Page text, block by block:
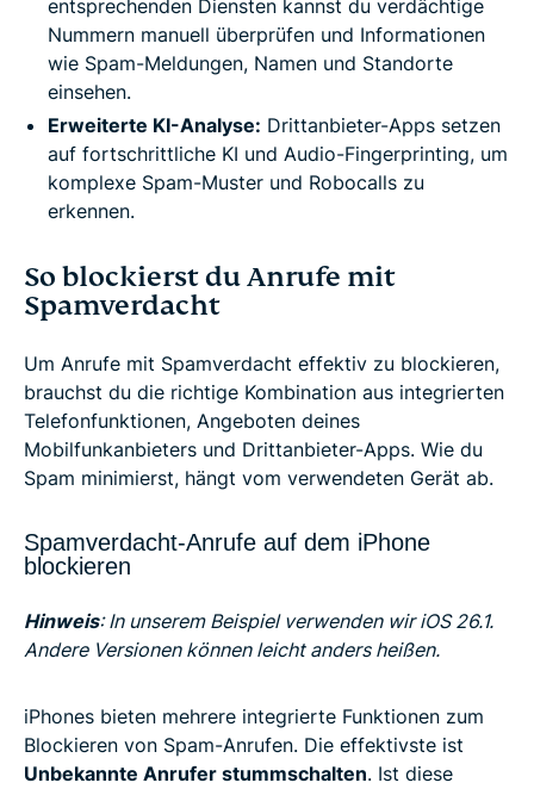
entsprechenden Diensten kannst du verdächtige
Nummern manuell überprüfen und Informationen
wie Spam-Meldungen, Namen und Standorte
einsehen.
Erweiterte KI-Analyse: Drittanbieter-Apps setzen
auf fortschrittliche KI und Audio-Fingerprinting, um
komplexe Spam-Muster und Robocalls zu
erkennen.
So blockierst du Anrufe mit
Spamverdacht
Um Anrufe mit Spamverdacht effektiv zu blockieren,
brauchst du die richtige Kombination aus integrierten
Telefonfunktionen, Angeboten deines
Mobilfunkanbieters und Drittanbieter-Apps. Wie du
Spam minimierst, hängt vom verwendeten Gerät ab.
Spamverdacht-Anrufe auf dem iPhone
blockieren
Hinweis: In unserem Beispiel verwenden wir iOS 26.1.
Andere Versionen können leicht anders heißen.
iPhones bieten mehrere integrierte Funktionen zum
Blockieren von Spam-Anrufen. Die effektivste ist
Unbekannte Anrufer stummschalten. Ist diese